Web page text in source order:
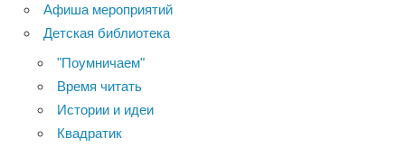
Афиша мероприятий
Детская библиотека
"Поумничаем"
Время читать
Истории и идеи
Квадратик